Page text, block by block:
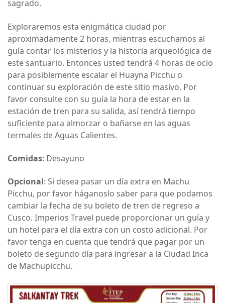
sagrado.
Exploraremos esta enigmática ciudad por
aproximadamente 2 horas, mientras escuchamos al
guía contar los misterios y la historia arqueológica de
este santuario. Entonces usted tendrá 4 horas de ocio
para posiblemente escalar el Huayna Picchu o
continuar su exploración de este sitio masivo. Por
favor consulte con su guía la hora de estar en la
estación de tren para su salida, así tendrá tiempo
suficiente para almorzar o bañarse en las aguas
termales de Aguas Calientes.
Comidas: Desayuno
Opcional: Si desea pasar un día extra en Machu
Picchu, por favor háganoslo saber para que podamos
cambiar la fecha de su boleto de tren de regreso a
Cusco. Imperios Travel puede proporcionar un guía y
un hotel para el día extra con un costo adicional. Por
favor tenga en cuenta que tendrá que pagar por un
boleto de segundo día para ingresar a la Ciudad Inca
de Machupicchu.